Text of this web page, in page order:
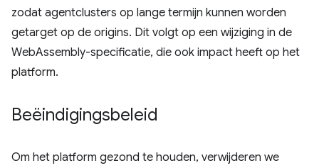
zodat agentclusters op lange termijn kunnen worden
getarget op de origins. Dit volgt op een wijziging in de
WebAssembly-specificatie, die ook impact heeft op het
platform.
Beëindigingsbeleid
Om het platform gezond te houden, verwijderen we